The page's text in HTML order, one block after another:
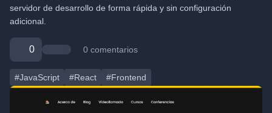
servidor de desarrollo de forma rápida y sin configuración
adicional.
0 0 comentarios
#JavaScript #React #Frontend